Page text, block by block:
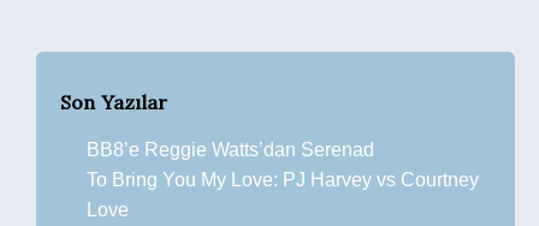
Son Yazılar
BB8’e Reggie Watts’dan Serenad
To Bring You My Love: PJ Harvey vs Courtney
Love